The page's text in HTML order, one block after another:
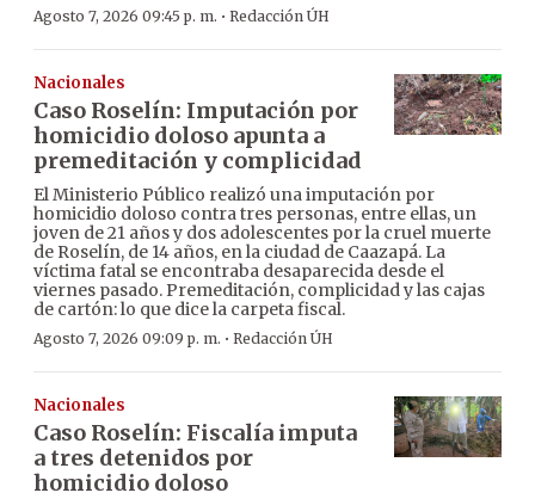
Agosto 7, 2026 09:45 p. m. · Redacción ÚH
Nacionales
Caso Roselín: Imputación por
homicidio doloso apunta a
premeditación y complicidad
El Ministerio Público realizó una imputación por
homicidio doloso contra tres personas, entre ellas, un
joven de 21 años y dos adolescentes por la cruel muerte
de Roselín, de 14 años, en la ciudad de Caazapá. La
víctima fatal se encontraba desaparecida desde el
viernes pasado. Premeditación, complicidad y las cajas
de cartón: lo que dice la carpeta fiscal.
Agosto 7, 2026 09:09 p. m. · Redacción ÚH
Nacionales
Caso Roselín: Fiscalía imputa
a tres detenidos por
homicidio doloso